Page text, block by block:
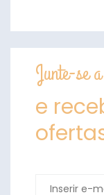
Junte-se
e